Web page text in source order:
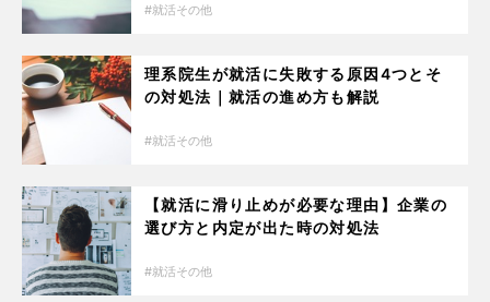
就活その他
理系院生が就活に失敗する原因4つとそ
の対処法｜就活の進め方も解説
就活その他
【就活に滑り止めが必要な理由】企業の
選び方と内定が出た時の対処法
就活その他